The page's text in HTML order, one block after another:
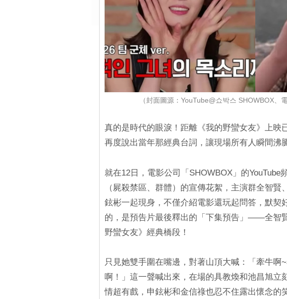
（封面圖源：YouTube@쇼박스 SHOWBOX、
真的是時代的眼淚！距離《我的野蠻女友》上映
再度說出當年那經典台詞，讓現場所有人瞬間沸騰
就在12日，電影公司「SHOWBOX」的YouTube
（屍殺禁區、群體）的宣傳花絮，主演群全智賢
鉉彬一起現身，不僅介紹電影還玩起問答，默契
的，是預告片最後釋出的「下集預告」——全智
野蠻女友》經典橋段！
只見她雙手圍在嘴邊，對著山頂大喊：「牽牛啊
啊！」這一聲喊出來，在場的具教煥和池昌旭立
情超有戲，申鉉彬和金信祿也忍不住露出懷念的